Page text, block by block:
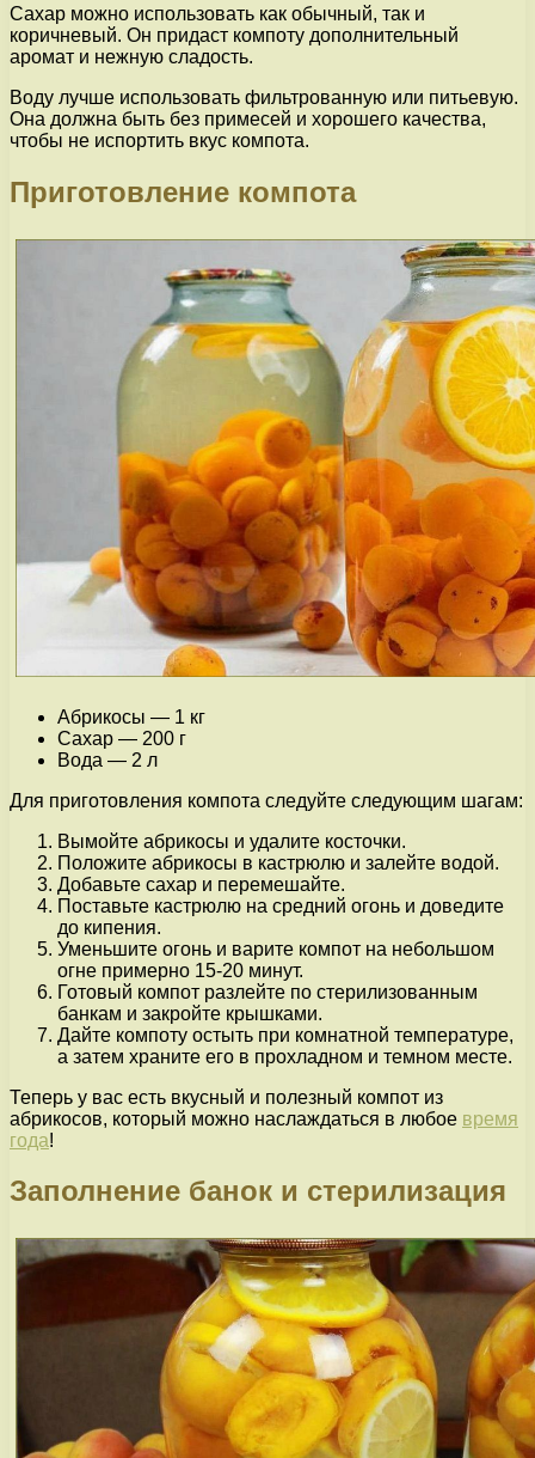
Сахар можно использовать как обычный, так и
коричневый. Он придаст компоту дополнительный
аромат и нежную сладость.
Воду лучше использовать фильтрованную или питьевую.
Она должна быть без примесей и хорошего качества,
чтобы не испортить вкус компота.
Приготовление компота
Абрикосы — 1 кг
Сахар — 200 г
Вода — 2 л
Для приготовления компота следуйте следующим шагам:
Вымойте абрикосы и удалите косточки.
Положите абрикосы в кастрюлю и залейте водой.
Добавьте сахар и перемешайте.
Поставьте кастрюлю на средний огонь и доведите
до кипения.
Уменьшите огонь и варите компот на небольшом
огне примерно 15-20 минут.
Готовый компот разлейте по стерилизованным
банкам и закройте крышками.
Дайте компоту остыть при комнатной температуре,
а затем храните его в прохладном и темном месте.
Теперь у вас есть вкусный и полезный компот из
абрикосов, который можно наслаждаться в любое время
года!
Заполнение банок и стерилизация